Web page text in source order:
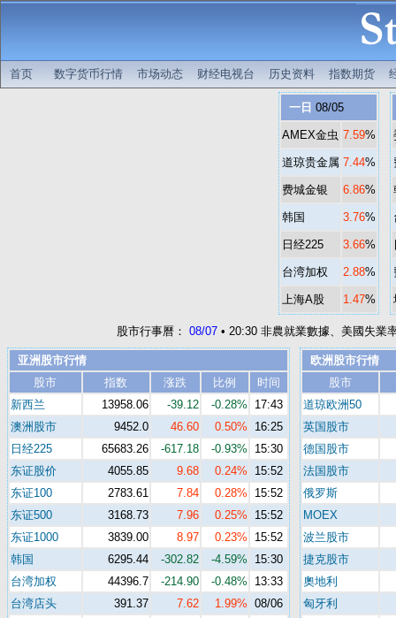
首页 数字货币行情 市场动态 财经电视台 历史资料 指数期货
一日 08/05
AMEX金虫 7.59%
道琼贵金属 7.44%
费城金银 6.86%
韩国 3.76%
日经225 3.66%
台湾加权 2.88%
上海A股 1.47%
股市行事曆： 08/07• 20:30 非農就業數據、美國失
亚洲股市行情
股市
指数 涨跌 比例
时间
新西兰
13958.06 -39.12 -0.28%
17:43
澳洲股市
9452.0 46.60 0.50%
16:25
日经225
65683.26 -617.18 -0.93%
15:30
东证股价
4055.85 9.68 0.24%
15:52
东证100
2783.61 7.84 0.28%
15:52
东证500
3168.73 7.96 0.25%
15:52
东证1000
3839.00 8.97 0.23%
15:52
韩国
6295.44 -302.82 -4.59%
15:30
台湾加权
44396.7 -214.90 -0.48%
13:33
台湾店头
391.37 7.62 1.99% 08/06
欧洲股市行情
股市
道琼欧洲50
英国股市
德国股市
法国股市
俄罗斯
MOEX
波兰股市
捷克股市
奧地利
匈牙利